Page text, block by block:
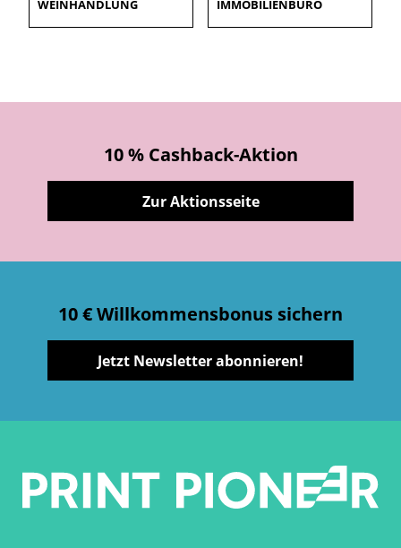
WEINHANDLUNG
IMMOBILIENBÜRO
10 % Cashback-Aktion
Zur Aktionsseite
10 € Willkommensbonus sichern
Jetzt Newsletter abonnieren!